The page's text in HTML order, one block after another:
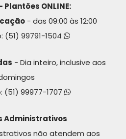
ONLINE:
- das 09:00 às 12:00
(51) 99791-1504
- Dia inteiro, inclusive aos
(51) 99977-1707
Administrativos
não atendem aos